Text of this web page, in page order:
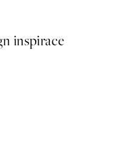
inspirace